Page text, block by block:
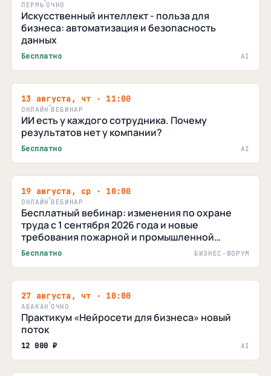
ПЕРМЬ ОЧНО
Искусственный интеллект - польза для
бизнеса: автоматизация и безопасность
данных
Бесплатно AI
13 августа, чт · 11:00
ОНЛАЙН ВЕБИНАР
ИИ есть у каждого сотрудника. Почему
результатов нет у компании?
Бесплатно AI
19 августа, ср · 10:00
ОНЛАЙН ВЕБИНАР
Бесплатный вебинар: изменения по охране
труда с 1 сентября 2026 года и новые
требования пожарной и промышленной
безопасностиие
Бесплатно БИЗНЕС-ФОРУМ
27 августа, чт · 10:00
АБАКАН ОЧНО
Практикум «Нейросети для бизнеса» новый
поток
12 000 ₽ AI